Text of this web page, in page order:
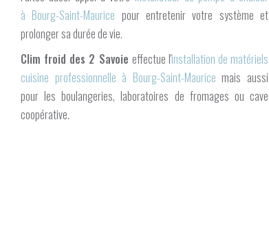
à Bourg-Saint-Maurice pour entretenir votre système et
prolonger sa durée de vie.
Clim froid des 2 Savoie effectue l'installation de matériels
cuisine professionnelle à Bourg-Saint-Maurice mais aussi
pour les boulangeries, laboratoires de fromages ou cave
coopérative.